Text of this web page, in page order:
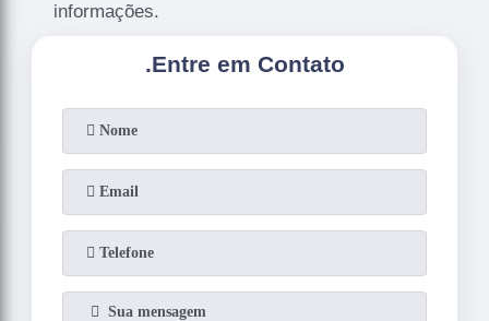
informações.
.Entre em Contato